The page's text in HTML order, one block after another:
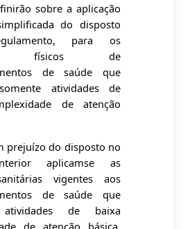
sobre a aplicação
do disposto
para os
físicos de
de saúde que
atividades de
de atenção
prejuízo do disposto no
aplicamse as
vigentes aos
de saúde que
atividades de baixa
de atenção básica,